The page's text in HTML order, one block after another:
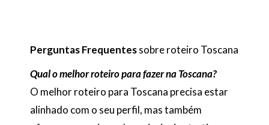
Perguntas Frequentessobre roteiro Toscana
Qual o melhor roteiro para fazer na Toscana?
O melhor roteiro para Toscana precisa estar
alinhado com o seu perfil, mas também